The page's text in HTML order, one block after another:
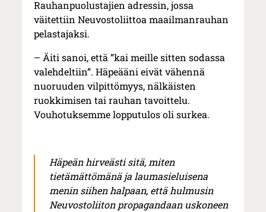
Rauhanpuolustajien adressin, jossa
väitettiin Neuvostoliittoa maailmanrauhan
pelastajaksi.
– Äiti sanoi, että ”kai meille sitten sodassa
valehdeltiin”. Häpeääni eivät vähennä
nuoruuden vilpittömyys, nälkäisten
ruokkimisen tai rauhan tavoittelu.
Vouhotuksemme lopputulos oli surkea.
Häpeän hirveästi sitä, miten
tietämättömänä ja laumasieluisena
menin siihen halpaan, että hulmusin
Neuvostoliiton propagandaan uskoneen